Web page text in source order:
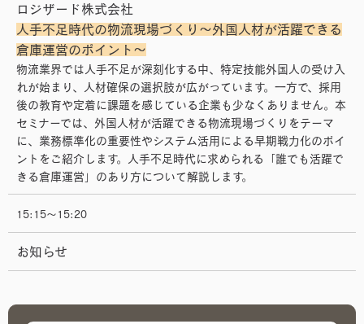
ロジザード株式会社
人手不足時代の物流現場づくり～外国人材が活躍できる
倉庫運営のポイント～
物流業界では人手不足が深刻化する中、特定技能外国人の受け入
れが始まり、人材確保の選択肢が広がっています。一方で、採用
後の教育や定着に課題を感じている企業も少なくありません。本
セミナーでは、外国人材が活躍できる物流現場づくりをテーマ
に、業務標準化の重要性やシステム活用による早期戦力化のポイ
ントをご紹介します。人手不足時代に求められる「誰でも活躍で
きる倉庫運営」のあり方について解説します。
15:15～15:20
お知らせ